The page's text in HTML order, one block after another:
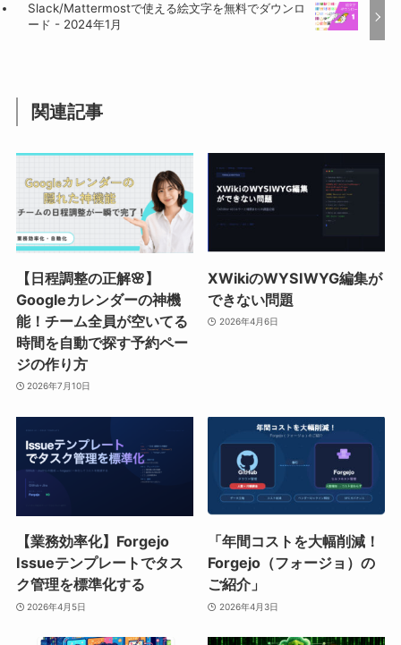
Slack/Mattermostで使える絵文字を無料でダウンロ
ード - 2024年1月
関連記事
【日程調整の正解🌸】
Googleカレンダーの神機
能！チーム全員が空いてる
時間を自動で探す予約ペー
ジの作り方
2026年7月10日
XWikiのWYSIWYG編集が
できない問題
2026年4月6日
【業務効率化】Forgejo
Issueテンプレートでタス
ク管理を標準化する
2026年4月5日
「年間コストを大幅削減！
Forgejo（フォージョ）の
ご紹介」
2026年4月3日